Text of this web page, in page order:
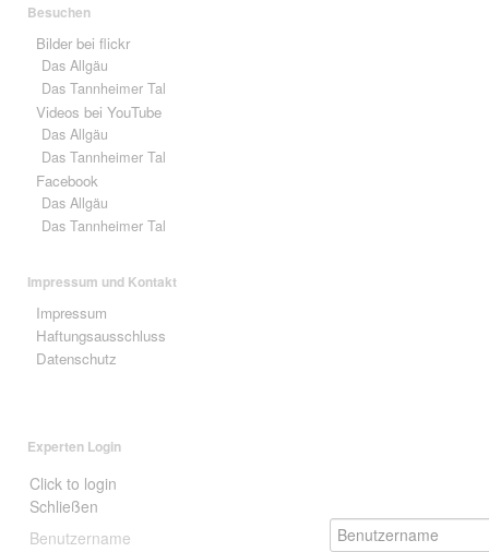
Besuchen
Bilder bei flickr
Das Allgäu
Das Tannheimer Tal
Videos bei YouTube
Das Allgäu
Das Tannheimer Tal
Facebook
Das Allgäu
Das Tannheimer Tal
Impressum und Kontakt
Impressum
Haftungsausschluss
Datenschutz
Experten Login
Click to login
Schließen
Benutzername